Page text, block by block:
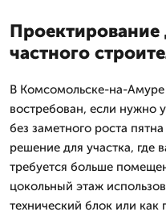
частного
В Комсомольске-на-
востребован, если нужно
без заметного роста
решение для участка, где
требуется больше
цокольный этаж
технический блок или